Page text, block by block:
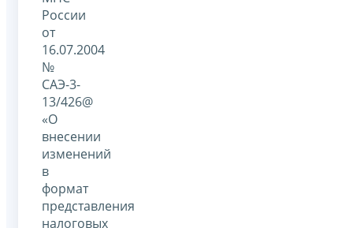
России
от
16.07.2004
№
САЭ-3-
13/426@
«О
внесении
изменений
в
формат
представления
налоговых